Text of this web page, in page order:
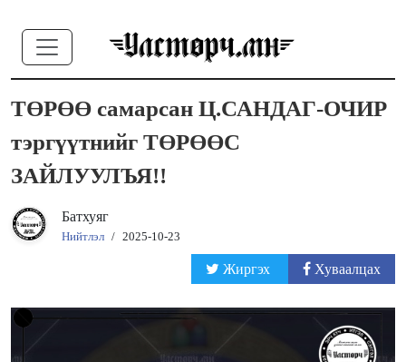
ТӨРӨӨ самарсан Ц.САНДАГ-ОЧИР
тэргүүтнийг ТӨРӨӨС
ЗАЙЛУУЛЪЯ!!
Батхуяг
Нийтлэл / 2025-10-23
Жиргэх Хуваалцах